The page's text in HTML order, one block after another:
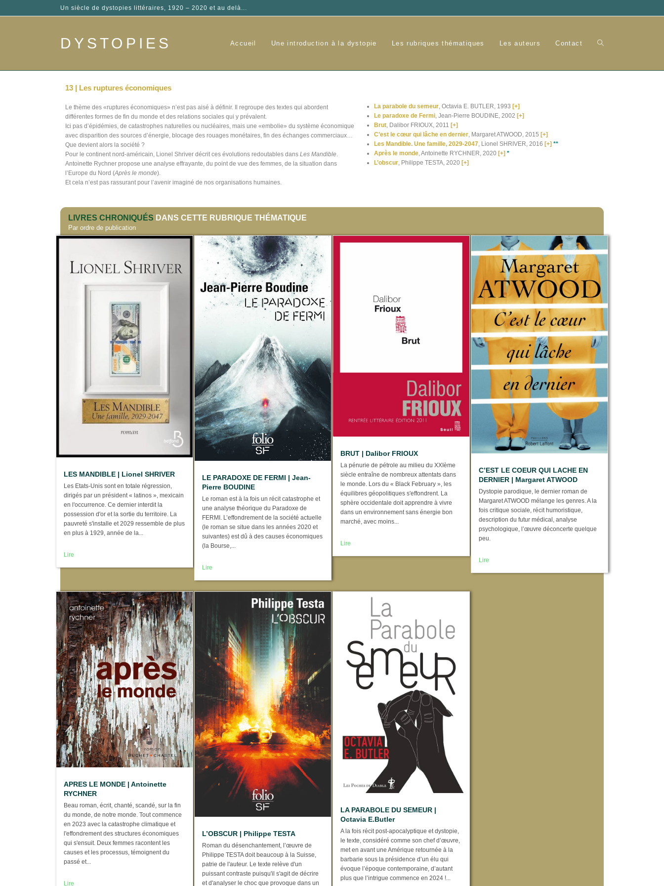
Un siècle de dystopies littéraires, 1920 – 2020 et au delà...
DYSTOPIES Accueil Une introduction à la dystopie Les rubriques thématiques Les auteurs Contact
13 | Les ruptures économiques
Le thème des «ruptures économiques» n’est pas aisé à définir. Il regroupe des textes qui abordent
différentes formes de fin du monde et des relations sociales qui y prévalent.
Ici pas d’épidémies, de catastrophes naturelles ou nucléaires, mais une «embolie» du système économique
avec disparition des sources d’énergie, blocage des rouages monétaires, fin des échanges commerciaux…
Que devient alors la société ?
Pour le continent nord-américain, Lionel Shriver décrit ces évolutions redoutables dans Les Mandible.
Antoinette Rychner propose une analyse effrayante, du point de vue des femmes, de la situation dans
l’Europe du Nord (Après le monde).
Et cela n’est pas rassurant pour l’avenir imaginé de nos organisations humaines.
La parabole du semeur, Octavia E. BUTLER, 1993 [+]
Le paradoxe de Fermi, Jean-Pierre BOUDINE, 2002 [+]
Brut, Dalibor FRIOUX, 2011 [+]
C’est le cœur qui lâche en dernier, Margaret ATWOOD, 2015 [+]
Les Mandible. Une famille, 2029-2047, Lionel SHRIVER, 2016 [+] **
Après le monde, Antoinette RYCHNER, 2020 [+] *
L’obscur, Philippe TESTA, 2020 [+]
LIVRES CHRONIQUÉS DANS CETTE RUBRIQUE THÉMATIQUE
Par ordre de publication
LES MANDIBLE | Lionel SHRIVER
Les Etats-Unis sont en totale régression,
dirigés par un président « latinos », mexicain
en l'occurrence. Ce dernier interdit la
possession d'or et la sortie du territoire. La
pauvreté s'installe et 2029 ressemble de plus
en plus à 1929, année de la...
Lire
LE PARADOXE DE FERMI | Jean-
Pierre BOUDINE
Le roman est à la fois un récit catastrophe et
une analyse théorique du Paradoxe de
FERMI. L’effondrement de la société actuelle
(le roman se situe dans les années 2020 et
suivantes) est dû à des causes économiques
(la Bourse,...
Lire
BRUT | Dalibor FRIOUX
La pénurie de pétrole au milieu du XXIème
siècle entraîne de nombreux attentats dans
le monde. Lors du « Black February », les
équilibres géopolitiques s'effondrent. La
sphère occidentale doit apprendre à vivre
dans un environnement sans énergie bon
marché, avec moins...
Lire
C’EST LE COEUR QUI LACHE EN
DERNIER | Margaret ATWOOD
Dystopie parodique, le dernier roman de
Margaret ATWOOD mélange les genres. A la
fois critique sociale, récit humoristique,
description du futur médical, analyse
psychologique, l’œuvre déconcerte quelque
peu.
Lire
APRES LE MONDE | Antoinette
RYCHNER
Beau roman, écrit, chanté, scandé, sur la fin
du monde, de notre monde. Tout commence
en 2023 avec la catastrophe climatique et
l'effondrement des structures économiques
qui s'ensuit. Deux femmes racontent les
causes et les processus, témoignent du
passé et...
Lire
L’OBSCUR | Philippe TESTA
Roman du désenchantement, l’œuvre de
Philippe TESTA doit beaucoup à la Suisse,
patrie de l'auteur. Le texte relève d'un
puissant contraste puisqu'il s'agit de décrire
et d'analyser le choc que provoque dans un
LA PARABOLE DU SEMEUR |
Octavia E.Butler
A la fois récit post-apocalyptique et dystopie,
le texte, considéré comme son chef d’œuvre,
met en avant une Amérique retournée à la
barbarie sous la présidence d’un élu qui
évoque l’époque contemporaine, d’autant
plus que l’intrigue commence en 2024 !...